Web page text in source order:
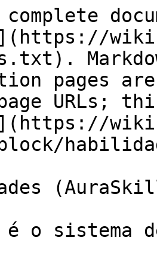
pages
URLs;
é o sistema